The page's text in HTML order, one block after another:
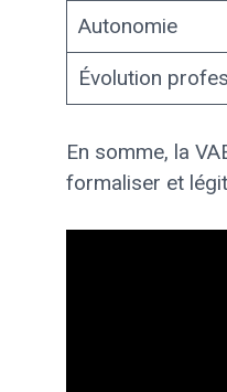
Autonomie
Évolution
En somme, la
formaliser et